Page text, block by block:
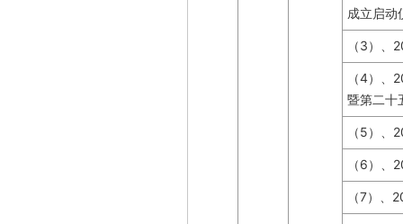
成立启动
（ 3 ）、
（4）、
暨第二十
（ 5 ）、
（ 6 ）、
（7）、